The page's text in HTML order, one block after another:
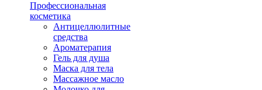
Профессиональная
косметика
Антицеллюлитные
средства
Ароматерапия
Гель для душа
Маска для тела
Массажное масло